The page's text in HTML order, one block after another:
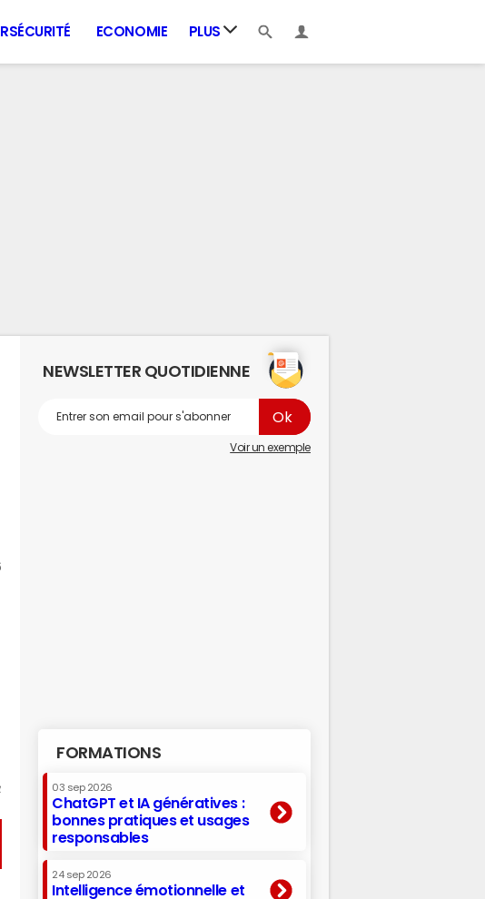
ECONOMIE PLUS
NEWSLETTER QUOTIDIENNE
Voir un exemple
FORMATIONS
03 sep 2026
ChatGPT et IA génératives :
bonnes pratiques et usages
responsables
24 sep 2026
Intelligence émotionnelle et